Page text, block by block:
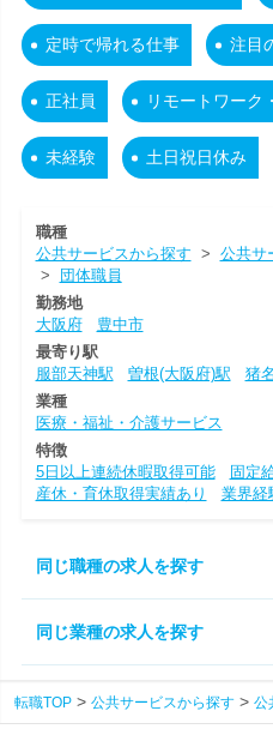
定時で帰れる仕事 注目
正社員 リモートワーク
未経験 土日祝日休み
職種
公共サービスから探す > 公共サ
>
団体職員
勤務地
大阪府
豊中市
最寄り駅
服部天神駅
曽根(大阪府)駅
猪
業種
医療・福祉・介護サービス
特徴
5日以上連続休暇取得可能
固定
産休・育休取得実績あり
業界経
同じ職種の求人を探す
同じ業種の求人を探す
転職TOP 公共サービスから探す 公